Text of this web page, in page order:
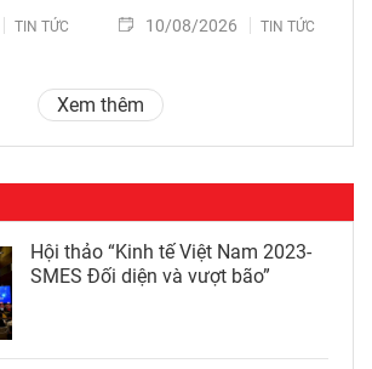
TIN TỨC 10/08/2026 TIN TỨC
Xem thêm
Hội thảo “Kinh tế Việt Nam 2023-
SMES Đối diện và vượt bão”